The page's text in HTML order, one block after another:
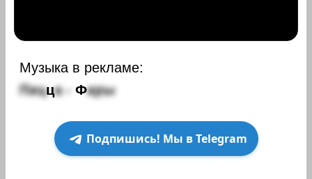
Музыка в рекламе:
Пицца - Фары
Подпишись! Мы в Telegram